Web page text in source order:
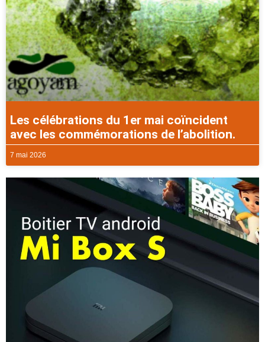
Les célébrations du 1er mai coïncident
avec les commémorations de l’abolition.
7 mai 2026